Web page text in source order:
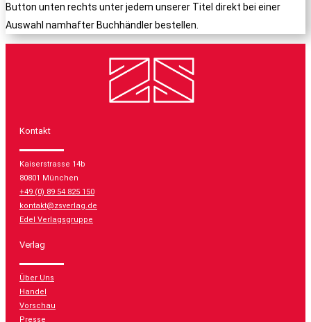
Button unten rechts unter jedem unserer Titel direkt bei einer
Auswahl namhafter Buchhändler bestellen.
Kontakt
Kaiserstrasse 14b
80801 München
+49 (0) 89 54 825 150
kontakt@zsverlag.de
Edel Verlagsgruppe
Verlag
Über Uns
Handel
Vorschau
Presse